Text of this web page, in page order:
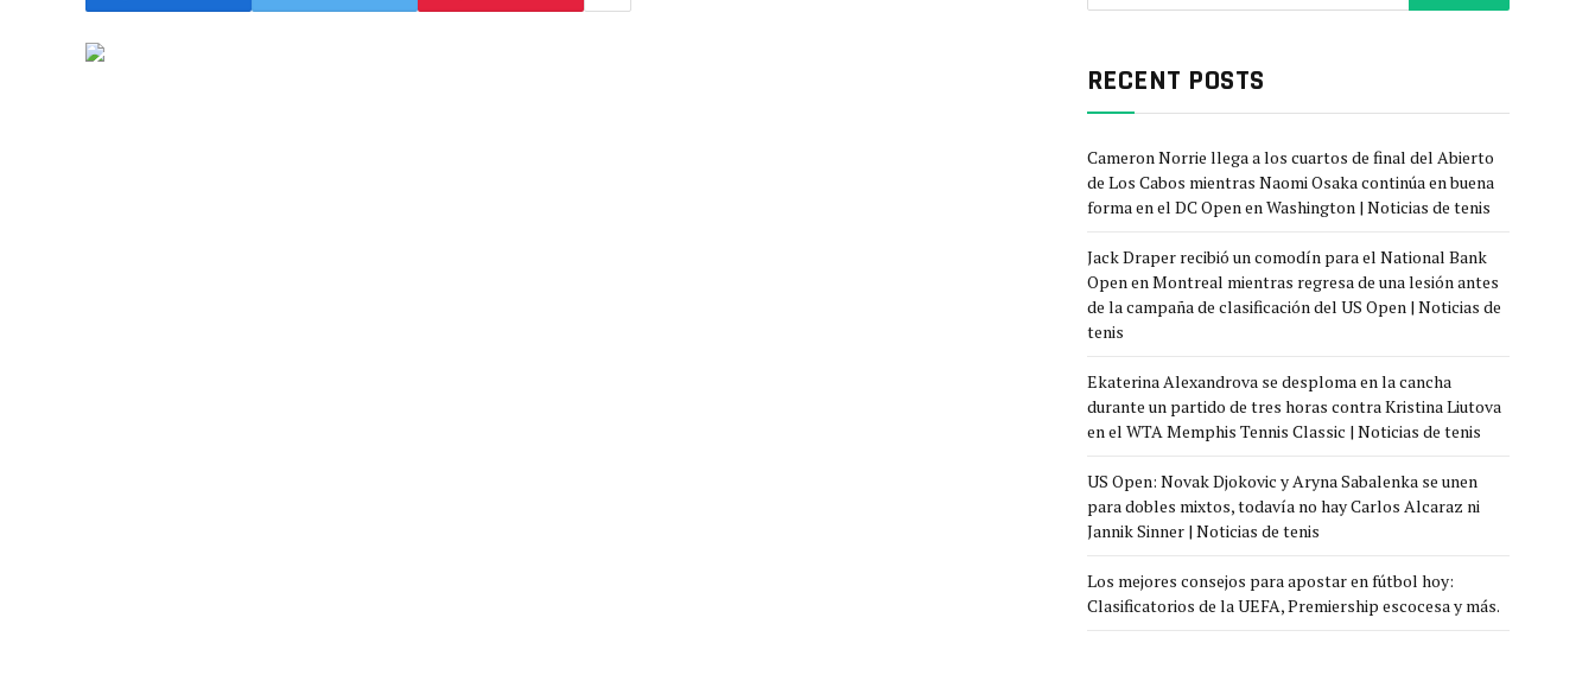
RECENT POSTS
Cameron Norrie llega a los cuartos de final del Abierto
de Los Cabos mientras Naomi Osaka continúa en buena
forma en el DC Open en Washington | Noticias de tenis
Jack Draper recibió un comodín para el National Bank
Open en Montreal mientras regresa de una lesión antes
de la campaña de clasificación del US Open | Noticias de
tenis
Ekaterina Alexandrova se desploma en la cancha
durante un partido de tres horas contra Kristina Liutova
en el WTA Memphis Tennis Classic | Noticias de tenis
US Open: Novak Djokovic y Aryna Sabalenka se unen
para dobles mixtos, todavía no hay Carlos Alcaraz ni
Jannik Sinner | Noticias de tenis
Los mejores consejos para apostar en fútbol hoy:
Clasificatorios de la UEFA, Premiership escocesa y más.